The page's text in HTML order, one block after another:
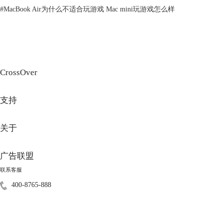
进，认为它是重温经典或新接触系列的典范。在IGN中也给出了6分的评
现。以下是具体的安装步骤。
2.使用 CrossOver 安装 Steam
#MacBook Air为什么不适合玩游戏 Mac mini玩游戏怎么样
CrossOver
支持
关于
广告联盟
联系客服
400-8765-888